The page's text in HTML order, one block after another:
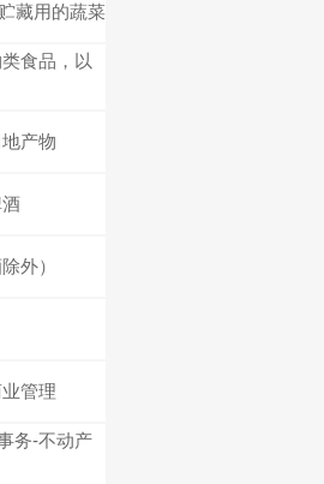
藏用的蔬菜
食品，以
产物
外）
管理
务-不动产